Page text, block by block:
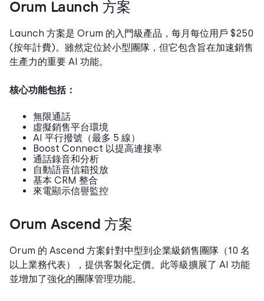
Orum Launch 方案
Launch 方案是 Orum 的入門級產品，每月每位用戶 $250
(按年計費)。雖然定位於小型團隊，但它包含旨在加速銷售
生產力的重要 AI 功能。
核心功能包括：
無限通話
虛擬銷售平台環境
AI 平行撥號（最多 5 線）
Boost Connect 以提高連接率
通話錄音和分析
自動語音信箱投放
基本 CRM 整合
來電顯示信譽監控
Orum Ascend 方案
Orum 的 Ascend 方案針對中型到企業級銷售團隊（10 名
以上業務代表），提供客製化定價。此等級擴展了 AI 功能
並增加了強化的團隊管理功能。